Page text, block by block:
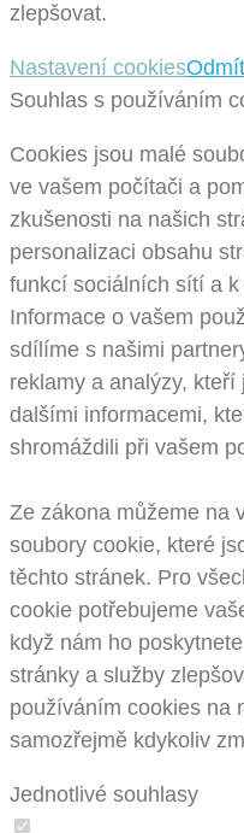
zlepšovat.
Nastavení cookies
Souhlas s používáním
Cookies jsou malé
ve vašem počítači a
zkušenosti na našich
personalizaci obsahu
funkcí sociálních sítí a
Informace o vašem
sdílíme s našimi
reklamy a analýzy,
dalšími informacemi,
shromáždili při vašem
Ze zákona můžeme na
soubory cookie, které
těchto stránek. Pro
cookie potřebujeme
když nám ho
stránky a služby
používáním cookies na
samozřejmě kdykoliv
Jednotlivé souhlasy